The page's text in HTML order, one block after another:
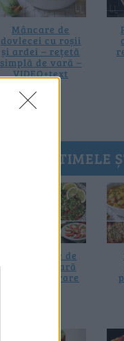
Mâncare de
dovlecei cu roșii
și ardei – rețetă
simplă de vară –
VIDEO+text
28.07.2026
ULTIMELE
20 de rețete de
salate de vară
fără prelucrare